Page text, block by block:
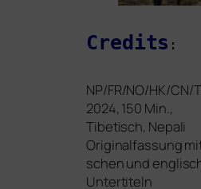
Credits :
NP/FR/NO/HK/CN/
2024, 150 Min.,
Tibetisch, Nepali
Originalfassung
schen und
Untertiteln